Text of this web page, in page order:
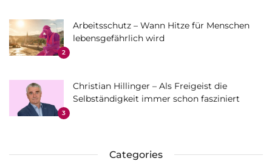
2
Arbeitsschutz – Wann Hitze für Menschen
lebensgefährlich wird
3
Christian Hillinger – Als Freigeist die
Selbständigkeit immer schon fasziniert
Categories